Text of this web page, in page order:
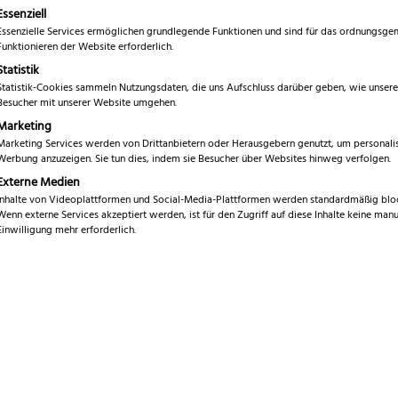
Messern? – Erklärung
Klingen durch ein spezielles Härtungsverfahren
Stickstoff) wird die Gefügestruktur des Metalls optimiert.
ihre Küchenausstattung stellen – ob Profi oder Hobbykoch.
eine Liste der Service-Gruppen, für die eine Einwilligung
Services ermöglichen grundlegende Funktionen und sind für das
der Website erforderlich.
Cookies sammeln Nutzungsdaten, die uns Aufschluss darüber geben, wie unsere
mit unserer Website umgehen.
Services werden von Drittanbietern oder Herausgebern genutzt, um
anzuzeigen. Sie tun dies, indem sie Besucher über Websites hinweg verfolgen.
Medien
von Videoplattformen und Social-Media-Plattformen werden standardmäßig
externe Services akzeptiert werden, ist für den Zugriff auf diese Inhalte keine
mehr erforderlich.